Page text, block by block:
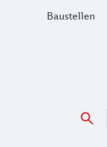
Baustellen